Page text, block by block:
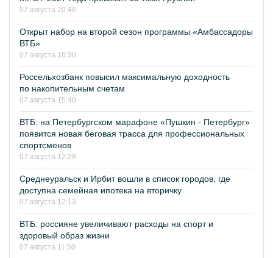
07 августа 20:46
Открыт набор на второй сезон программы «Амбассадоры
ВТБ»
07 августа 16:30
Россельхозбанк повысил максимальную доходность
по накопительным счетам
07 августа 15:40
ВТБ: на Петербургском марафоне «Пушкин - Петербург»
появится новая беговая трасса для профессиональных
спортсменов
07 августа 12:28
Среднеуральск и Ирбит вошли в список городов, где
доступна семейная ипотека на вторичку
07 августа 12:13
ВТБ: россияне увеличивают расходы на спорт и
здоровый образ жизни
07 августа 11:50